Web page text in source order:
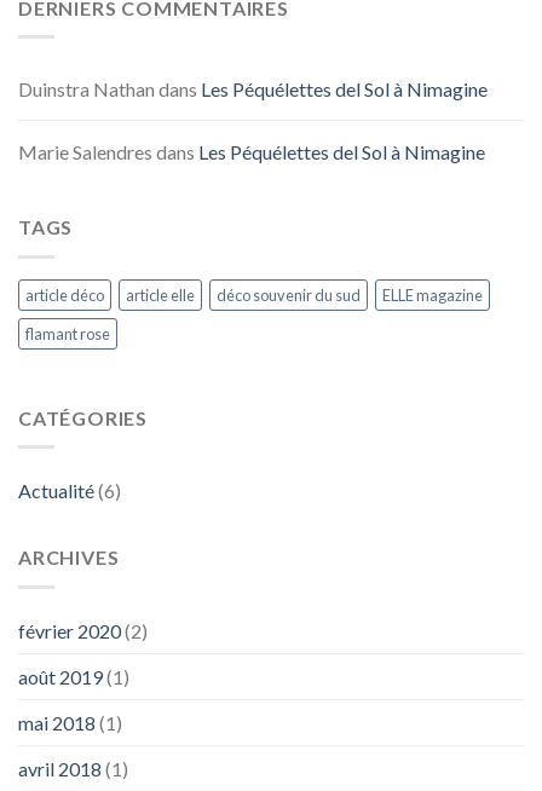
DERNIERS COMMENTAIRES
Duinstra Nathan dans Les Péquélettes del Sol à Nimagine
Marie Salendres dans Les Péquélettes del Sol à Nimagine
TAGS
article déco article elle déco souvenir du sud
ELLE magazine
flamant rose
CATÉGORIES
Actualité(6)
ARCHIVES
février 2020(2)
août 2019(1)
mai 2018 (1)
avril 2018 (1)